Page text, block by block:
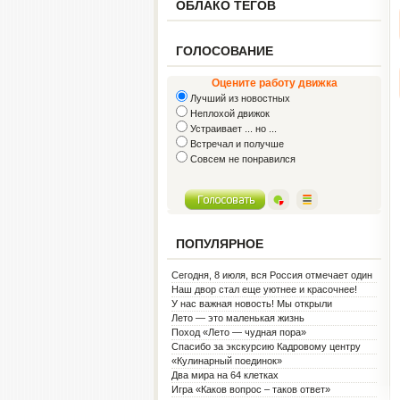
ОБЛАКО ТЕГОВ
ГОЛОСОВАНИЕ
Оцените работу движка
Лучший из новостных
Неплохой движок
Устраивает ... но ...
Встречал и получше
Совсем не понравился
ПОПУЛЯРНОЕ
Сегодня, 8 июля, вся Россия отмечает один
из самых светлых праздников — День
семьи, любви и верности!
Наш двор стал еще уютнее и красочнее!
У нас важная новость! Мы открыли
Социальную гостиную.
Лето — это маленькая жизнь
Поход «Лето — чудная пора»
Спасибо за экскурсию Кадровому центру
«Кулинарный поединок»
Два мира на 64 клетках
Игра «Каков вопрос – таков ответ»